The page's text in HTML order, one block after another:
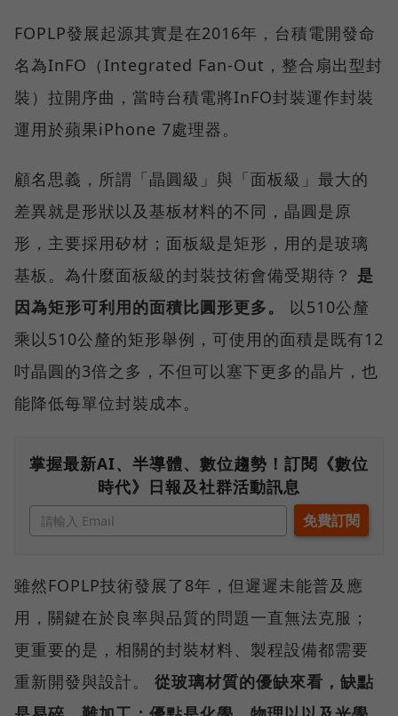
FOPLP發展起源其實是在2016年，台積電開發命
名為InFO（Integrated Fan-Out，整合扇出型封
裝）拉開序曲，當時台積電將InFO封裝運作封裝
運用於蘋果iPhone 7處理器。
顧名思義，所謂「晶圓級」與「面板級」最大的
差異就是形狀以及基板材料的不同，晶圓是原
形，主要採用矽材；面板級是矩形，用的是玻璃
基板。為什麼面板級的封裝技術會備受期待？ 是
因為矩形可利用的面積比圓形更多。
以510公釐
乘以510公釐的矩形舉例，可使用的面積是既有12
吋晶圓的3倍之多，不但可以塞下更多的晶片，也
能降低每單位封裝成本。
掌握最新AI、半導體、數位趨勢！訂閱《數位
時代》日報及社群活動訊息
雖然FOPLP技術發展了8年，但遲遲未能普及應
用，關鍵在於良率與品質的問題一直無法克服；
更重要的是，相關的封裝材料、製程設備都需要
重新開發與設計。 從玻璃材質的優缺來看，缺點